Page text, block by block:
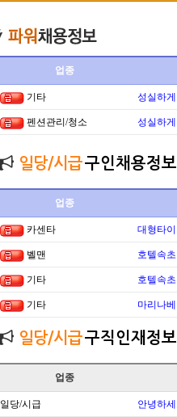
업종
기타 성실하
펜션관리/청소 성실하
일당/시급구인채용정보
업종
카센타 대형타
벨맨 호텔속
기타 호텔속
기타 마리나
일당/시급구직인재정보
업종
일당/시급 안녕하